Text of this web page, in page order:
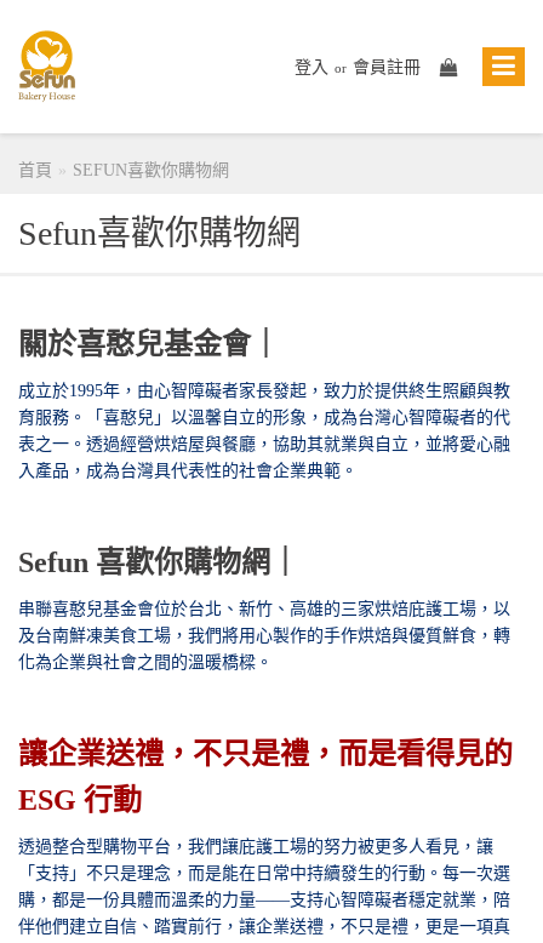
登入 or 會員註冊
首頁 SEFUN喜歡你購物網
Sefun喜歡你購物網
關於喜憨兒基金會｜
成立於1995年，由心智障礙者家長發起，致力於提供終生照顧與教
育服務。「喜憨兒」以溫馨自立的形象，成為台灣心智障礙者的代
表之一。透過經營烘焙屋與餐廳，協助其就業與自立，並將愛心融
入產品，成為台灣具代表性的社會企業典範。
Sefun 喜歡你購物網｜
串聯喜憨兒基金會位於台北、新竹、高雄的三家烘焙庇護工場，以
及台南鮮凍美食工場，我們將用心製作的手作烘焙與優質鮮食，轉
化為企業與社會之間的溫暖橋樑。
讓企業送禮，不只是禮，而是看得見的
ESG 行動
透過整合型購物平台，我們讓庇護工場的努力被更多人看見，讓
「支持」不只是理念，而是能在日常中持續發生的行動。每一次選
購，都是一份具體而溫柔的力量——支持心智障礙者穩定就業，陪
伴他們建立自信、踏實前行， 讓企業送禮，不只是禮，更是一項真